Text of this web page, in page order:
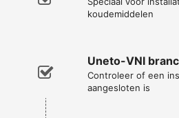
koudemiddelen
Uneto-VNI
Controleer of een
aangesloten is